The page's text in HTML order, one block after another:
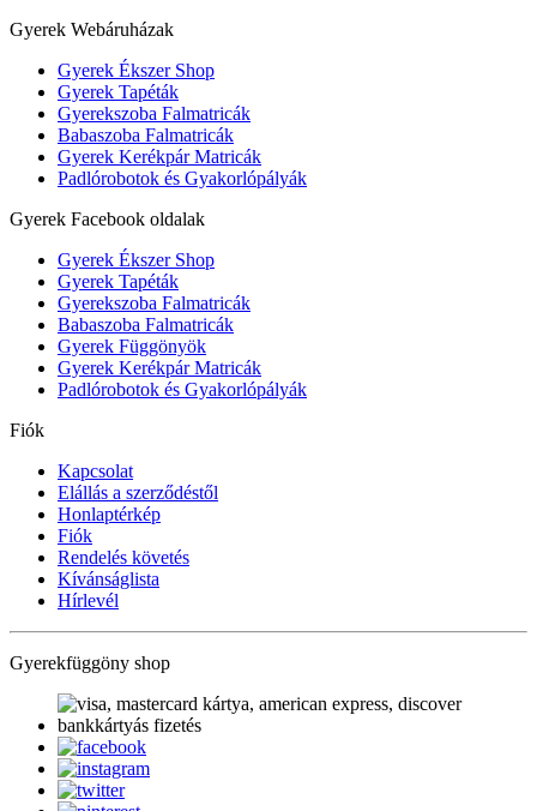
Gyerek Webáruházak
Gyerek Ékszer Shop
Gyerek Tapéták
Gyerekszoba Falmatricák
Babaszoba Falmatricák
Gyerek Kerékpár Matricák
Padlórobotok és Gyakorlópályák
Gyerek Facebook oldalak
Gyerek Ékszer Shop
Gyerek Tapéták
Gyerekszoba Falmatricák
Babaszoba Falmatricák
Gyerek Függönyök
Gyerek Kerékpár Matricák
Padlórobotok és Gyakorlópályák
Fiók
Kapcsolat
Elállás a szerződéstől
Honlaptérkép
Fiók
Rendelés követés
Kívánságlista
Hírlevél
Gyerekfüggöny shop